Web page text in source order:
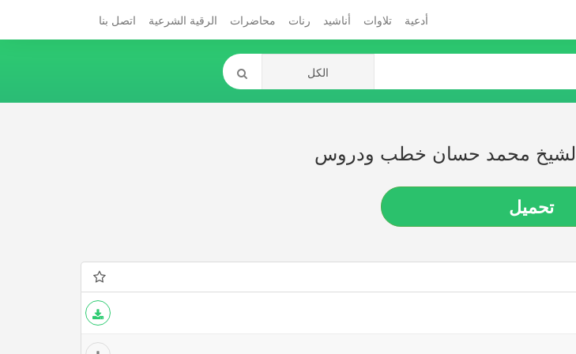
أدعية تلاوات أناشيد رنات محاضرات الرقية الشرعية اتصل بنا
الشيخ محمد حسان خطب ودروس
تحميل